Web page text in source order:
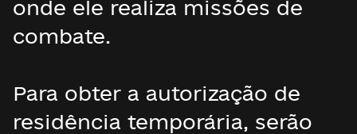
onde ele realiza missões de
combate.
Para obter a autorização de
residência temporária, serão